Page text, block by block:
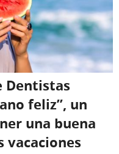
Dentistas
feliz”, un
una buena
vacaciones